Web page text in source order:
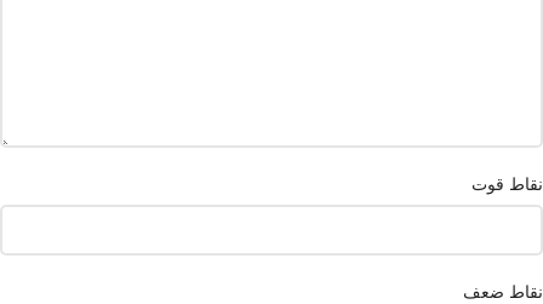
نقاط قوت
نقاط ضعف